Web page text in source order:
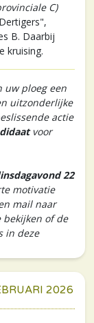
C)
B. Daarbij
kruising.
uw ploeg een
uitzonderlijke
actie
voor
22
motivatie
mail naar
bekijken of de
in deze
2026